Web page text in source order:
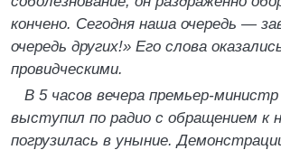
кончено. Сегодня наша очередь —
очередь других!» Его слова
провидческими.
В 5 часов вечера премьер-
выступил по радио с обращением к
погрузилась в уныние.